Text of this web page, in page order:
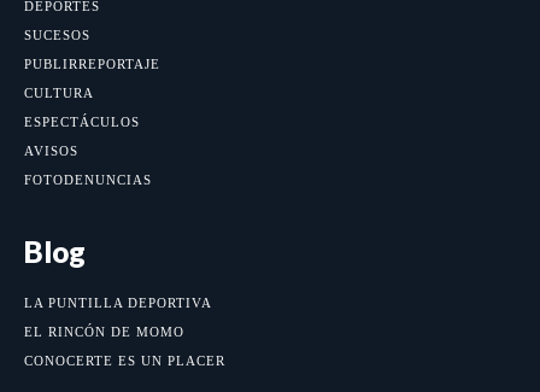
DEPORTES
SUCESOS
PUBLIRREPORTAJE
CULTURA
ESPECTÁCULOS
AVISOS
FOTODENUNCIAS
Blog
LA PUNTILLA DEPORTIVA
EL RINCÓN DE MOMO
CONOCERTE ES UN PLACER